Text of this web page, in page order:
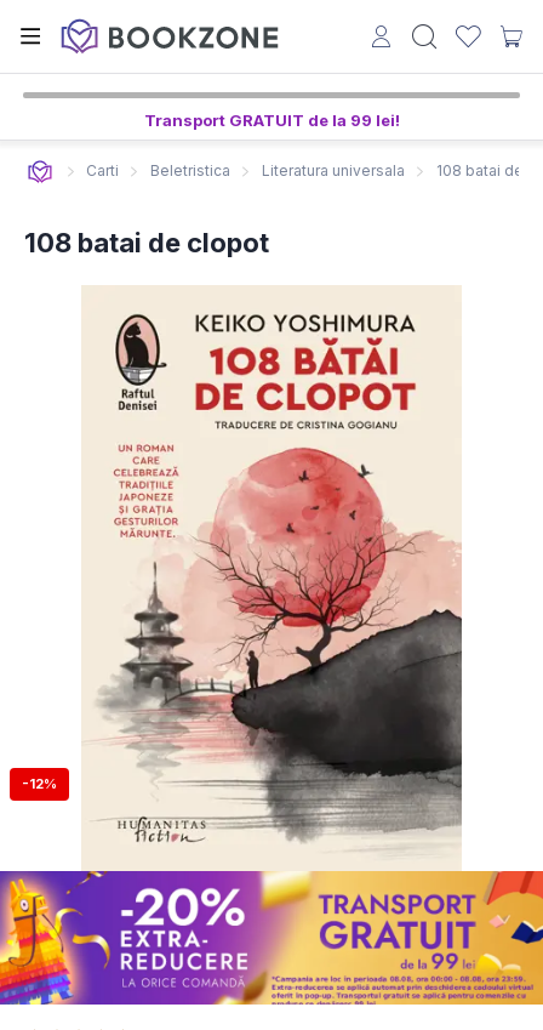
Transport GRATUIT de la 99 lei!
Carti Beletristica Literatura universala 108 batai de
108 batai de clopot
-12%